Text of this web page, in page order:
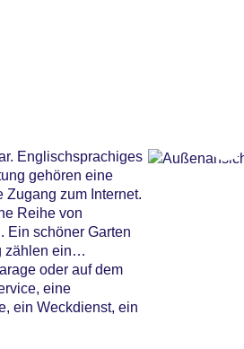
Englischsprachiges
gehören eine
zum Internet.
Reihe von
Ein schöner Garten
zählen ein
oder auf dem
eine
ein Weckdienst, ein